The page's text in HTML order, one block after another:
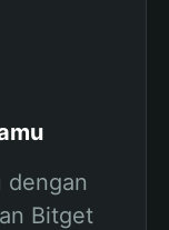
dengan
Bitget